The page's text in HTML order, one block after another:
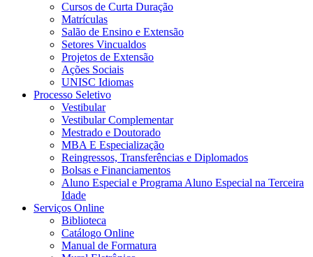
Cursos de Curta Duração
Matrículas
Salão de Ensino e Extensão
Setores Vincualdos
Projetos de Extensão
Ações Sociais
UNISC Idiomas
Processo Seletivo
Vestibular
Vestibular Complementar
Mestrado e Doutorado
MBA E Especialização
Reingressos, Transferências e Diplomados
Bolsas e Financiamentos
Aluno Especial e Programa Aluno Especial na Terceira
Idade
Serviços Online
Biblioteca
Catálogo Online
Manual de Formatura